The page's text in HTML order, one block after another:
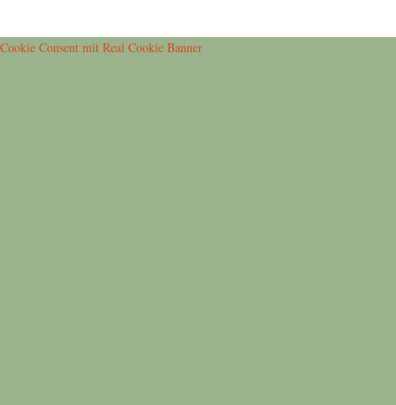
Cookie Consent mit Real Cookie Banner